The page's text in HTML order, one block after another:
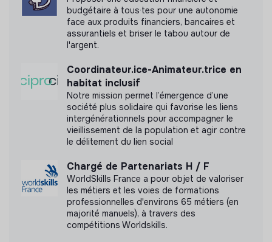
budgétaire à tous·tes pour une autonomie
face aux produits financiers, bancaires et
assurantiels et briser le tabou autour de
l'argent.
Coordinateur.ice-Animateur.trice en
habitat inclusif
Notre mission permet l’émergence d’une
société plus solidaire qui favorise les liens
intergénérationnels pour accompagner le
vieillissement de la population et agir contre
le délitement du lien social
Chargé de Partenariats H / F
WorldSkills France a pour objet de valoriser
les métiers et les voies de formations
professionnelles d'environs 65 métiers (en
majorité manuels), à travers des
compétitions Worldskills.